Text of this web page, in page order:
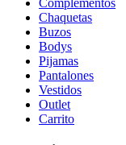
Complementos
Chaquetas
Buzos
Bodys
Pijamas
Pantalones
Vestidos
Outlet
Carrito